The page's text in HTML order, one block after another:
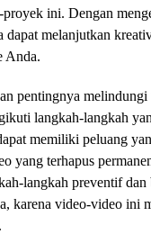
ini. Dengan
dapat melanjutkan
Anda.
pentingnya melindungi
langkah-langkah
memiliki peluang
yang terhapus
langkah preventif dan
karena video-video ini